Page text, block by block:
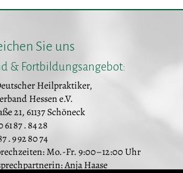
Sie uns
& Fortbildungsangebot:
Heilpraktiker,
Hessen e.V.
21, 61137 Schöneck
87 . 84 28
. 9 92 80 74
Mo.-Fr. 9:00–12:00 Uhr
Anja Haase